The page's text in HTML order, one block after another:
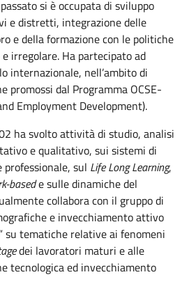
si è occupata di sviluppo
e distretti, integrazione delle
e della formazione con le politiche
irregolare. Ha partecipato ad
internazionale, nell’ambito di
promossi dal Programma OCSE-
Employment Development).
ha svolto attività di studio, analisi
e qualitativo, sui sistemi di
sul Life Long Learning,
basede sulle dinamiche del
collabora con il gruppo di
e invecchiamento attivo
su tematiche relative ai fenomeni
dei lavoratori maturi e alle
tecnologica ed invecchiamento